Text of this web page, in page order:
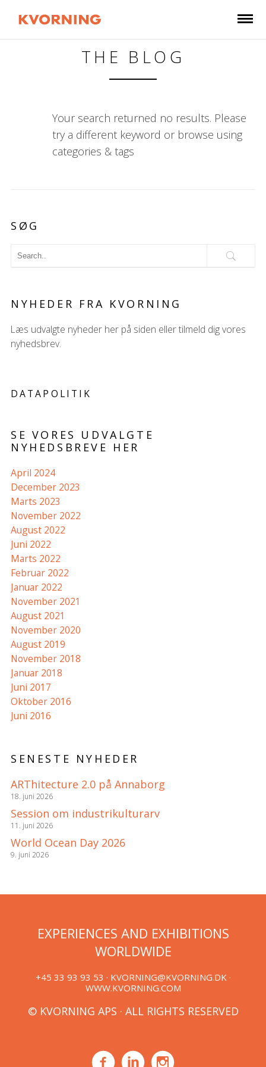
THE BLOG
Your search returned no results. Please
try a different keyword or browse using
categories & tags
SØG
NYHEDER FRA KVORNING
Læs udvalgte nyheder her på siden eller tilmeld dig vores
nyhedsbrev.
DATAPOLITIK
SE VORES UDVALGTE
NYHEDSBREVE HER
April 2024
December 2023
Marts 2023
November 2022
August 2022
Juni 2022
Marts 2022
Februar 2022
Januar 2022
November 2021
August 2021
November 2020
August 2019
November 2018
Januar 2018
Juni 2017
Oktober 2016
Juni 2016
SENESTE NYHEDER
ARThitecture 2.0 på Annaborg
18. juni 2026
Session om industrikulturarv
11. juni 2026
World Ocean Day 2026
9. juni 2026
EXPERIENCES AND EXHIBITIONS
WORLDWIDE
+45 33 93 93 53 · KVORNING@KVORNING.DK·
WWW.KVORNING.COM
© KVORNING APS · ALL RIGHTS RESERVED